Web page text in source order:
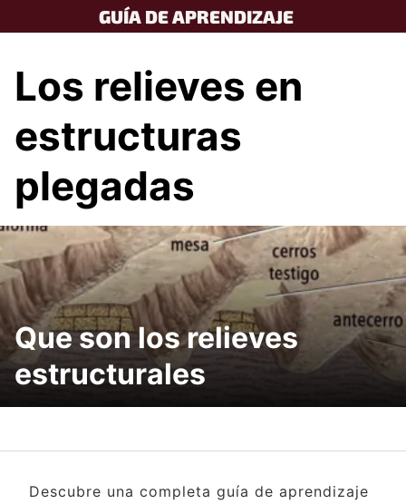
to
GUÍA DE APRENDIZAJE
Los relieves en
estructuras
plegadas
Que son los relieves
estructurales
Descubre una completa guía de aprendizaje